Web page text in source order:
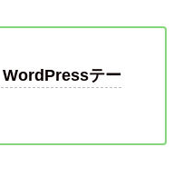
テー